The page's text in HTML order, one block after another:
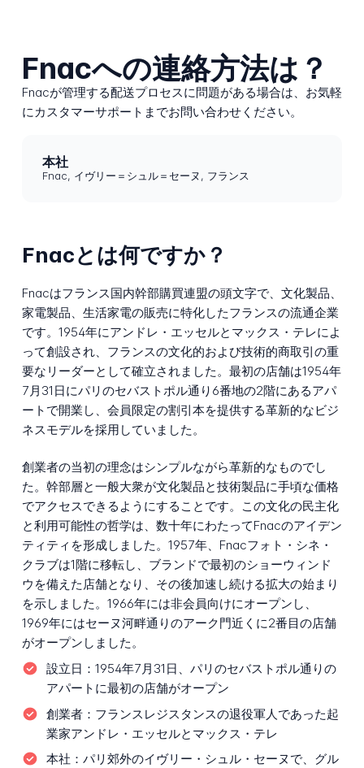
Fnacへの連絡方法は？
Fnacが管理する配送プロセスに問題がある場合は、お気軽
にカスタマーサポートまでお問い合わせください。
本社
Fnac, イヴリー＝シュル＝セーヌ, フランス
Fnacとは何ですか？
Fnacはフランス国内幹部購買連盟の頭文字で、文化製品、
家電製品、生活家電の販売に特化したフランスの流通企業
です。1954年にアンドレ・エッセルとマックス・テレによ
って創設され、フランスの文化的および技術的商取引の重
要なリーダーとして確立されました。最初の店舗は1954年
7月31日にパリのセバストポル通り6番地の2階にあるアパ
ートで開業し、会員限定の割引本を提供する革新的なビジ
ネスモデルを採用していました。
創業者の当初の理念はシンプルながら革新的なものでし
た。幹部層と一般大衆が文化製品と技術製品に手頃な価格
でアクセスできるようにすることです。この文化の民主化
と利用可能性の哲学は、数十年にわたってFnacのアイデン
ティティを形成しました。1957年、Fnacフォト・シネ・
クラブは1階に移転し、ブランドで最初のショーウィンド
ウを備えた店舗となり、その後加速し続ける拡大の始まり
を示しました。1966年には非会員向けにオープンし、
1969年にはセーヌ河畔通りのアーク門近くに2番目の店舗
がオープンしました。
設立日： 1954年7月31日、パリのセバストポル通りの
アパートに最初の店舗がオープン
創業者： フランスレジスタンスの退役軍人であった起
業家アンドレ・エッセルとマックス・テレ
本社： パリ郊外のイヴリー・シュル・セーヌで、グル